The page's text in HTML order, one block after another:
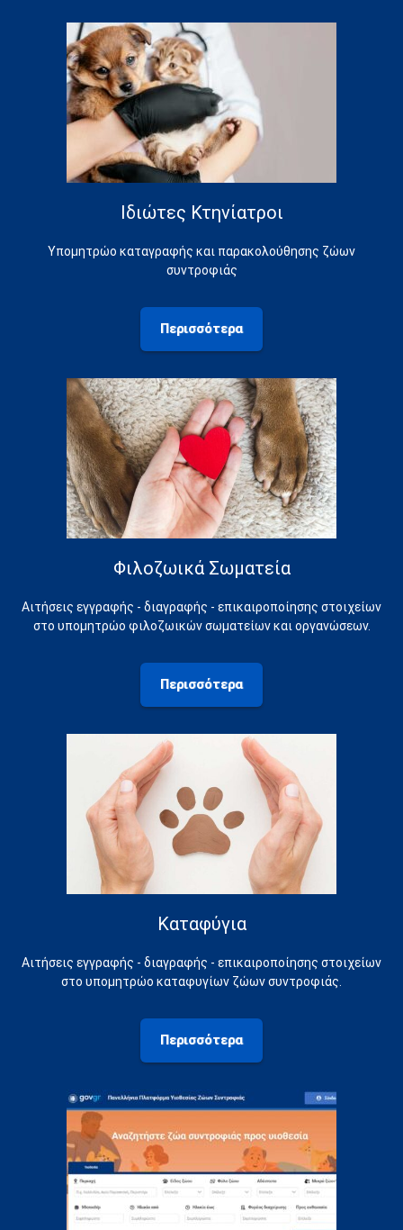
Ιδιώτες Κτηνίατροι
Υπομητρώο καταγραφής και παρακολούθησης ζώων
συντροφιάς
Περισσότερα
Φιλοζωικά Σωματεία
Αιτήσεις εγγραφής - διαγραφής - επικαιροποίησης στοιχείων
στο υπομητρώο φιλοζωικών σωματείων και οργανώσεων.
Περισσότερα
Καταφύγια
Αιτήσεις εγγραφής - διαγραφής - επικαιροποίησης στοιχείων
στο υπομητρώο καταφυγίων ζώων συντροφιάς.
Περισσότερα